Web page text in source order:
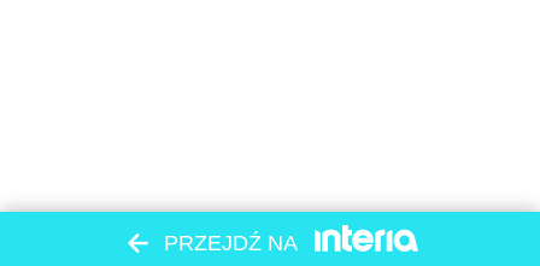
PRZEJDŹ NA